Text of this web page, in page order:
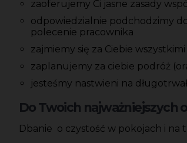
zaoferujemy Ci jasne zasady
odpowiedzialnie podchodzimy
polecenie pracownika
zajmiemy się za Ciebie
zaplanujemy za ciebie podróż
jesteśmy nastwieni na
Do Twoich najważniejszych
Dbanie o czystość w pokojach i